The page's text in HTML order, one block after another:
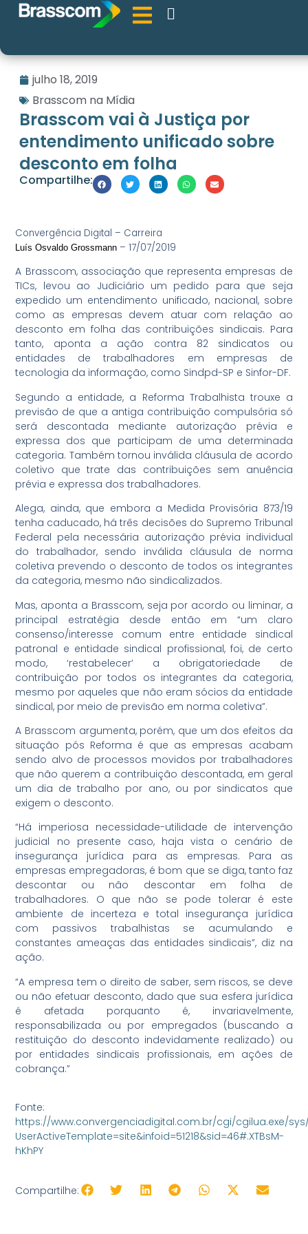
julho 18, 2019
Brasscom na Mídia
Brasscom vai à Justiça por
entendimento unificado sobre
desconto em folha
Compartilhe:
Convergência Digital – Carreira
Luís Osvaldo Grossmann – 17/07/2019
A Brasscom, associação que representa empresas de
TICs, levou ao Judiciário um pedido para que seja
expedido um entendimento unificado, nacional, sobre
como as empresas devem atuar com relação ao
desconto em folha das contribuições sindicais. Para
tanto, aponta a ação contra 82 sindicatos ou
entidades de trabalhadores em empresas de
tecnologia da informação, como Sindpd-SP e Sinfor-DF.
Segundo a entidade, a Reforma Trabalhista trouxe a
previsão de que a antiga contribuição compulsória só
será descontada mediante autorização prévia e
expressa dos que participam de uma determinada
categoria. Também tornou inválida cláusula de acordo
coletivo que trate das contribuições sem anuência
prévia e expressa dos trabalhadores.
Alega, ainda, que embora a Medida Provisória 873/19
tenha caducado, há três decisões do Supremo Tribunal
Federal pela necessária autorização prévia individual
do trabalhador, sendo inválida cláusula de norma
coletiva prevendo o desconto de todos os integrantes
da categoria, mesmo não sindicalizados.
Mas, aponta a Brasscom, seja por acordo ou liminar, a
principal estratégia desde então em “um claro
consenso/interesse comum entre entidade sindical
patronal e entidade sindical profissional, foi, de certo
modo, ‘restabelecer’ a obrigatoriedade de
contribuição por todos os integrantes da categoria,
mesmo por aqueles que não eram sócios da entidade
sindical, por meio de previsão em norma coletiva”.
A Brasscom argumenta, porém, que um dos efeitos da
situação pós Reforma é que as empresas acabam
sendo alvo de processos movidos por trabalhadores
que não querem a contribuição descontada, em geral
um dia de trabalho por ano, ou por sindicatos que
exigem o desconto.
“Há imperiosa necessidade-utilidade de intervenção
judicial no presente caso, haja vista o cenário de
insegurança jurídica para as empresas. Para as
empresas empregadoras, é bom que se diga, tanto faz
descontar ou não descontar em folha de
trabalhadores. O que não se pode tolerar é este
ambiente de incerteza e total insegurança jurídica
com passivos trabalhistas se acumulando e
constantes ameaças das entidades sindicais”, diz na
ação.
“A empresa tem o direito de saber, sem riscos, se deve
ou não efetuar desconto, dado que sua esfera jurídica
é afetada porquanto é, invariavelmente,
responsabilizada ou por empregados (buscando a
restituição do desconto indevidamente realizado) ou
por entidades sindicais profissionais, em ações de
cobrança.”
Fonte:
https://www.convergenciadigital.com.br/cgi/cgilua.exe/
UserActiveTemplate=site&infoid=51218&sid=46#.XTBsM-
hKhPY
Compartilhe: